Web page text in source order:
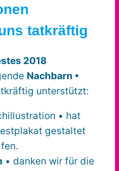
tatkräftig
2018
Nachbarn •
unterstützt:
• hat
gestaltet
• danken wir für die